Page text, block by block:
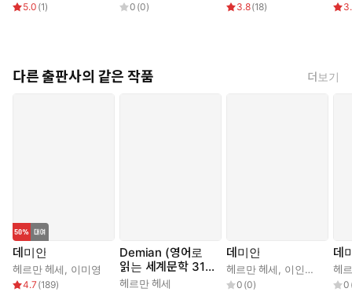
5.0 (1) 0 (0) 3.8(18)
다른 출판사의 같은 작품 더보기
데미안
헤르만 헤세 이미영
4.7 (189)
Demian (영어로
읽는 세계문학 31
9)
헤르만 헤세
데미안
헤르만 헤세 이인웅 신혜선
0 (0)
데
헤
0